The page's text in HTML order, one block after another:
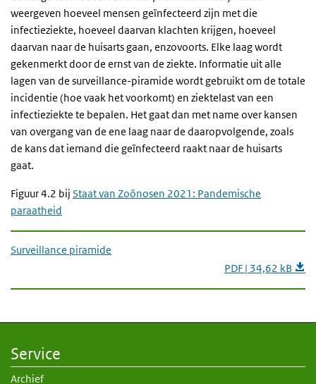
weergeven hoeveel mensen geïnfecteerd zijn met die
infectieziekte, hoeveel daarvan klachten krijgen, hoeveel
daarvan naar de huisarts gaan, enzovoorts. Elke laag wordt
gekenmerkt door de ernst van de ziekte. Informatie uit alle
lagen van de surveillance-piramide wordt gebruikt om de totale
incidentie (hoe vaak het voorkomt) en ziektelast van een
infectieziekte te bepalen. Het gaat dan met name over kansen
van overgang van de ene laag naar de daaropvolgende, zoals
de kans dat iemand die geïnfecteerd raakt naar de huisarts
gaat.
Figuur 4.2 bij Staat van Zoönosen 2021: Pandemische
paraatheid
Surveillance piramide
PDF | 34,62 kB
Service
Archief